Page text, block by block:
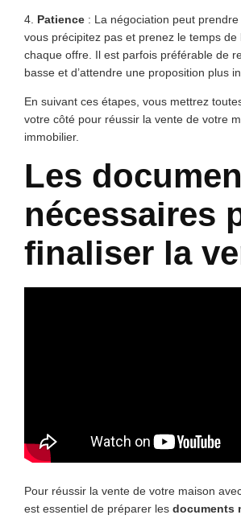
4. Patience : La négociation peut
vous précipitez pas et prenez le temps de
chaque offre. Il est parfois préférable de
basse et d’attendre une proposition plus
En suivant ces étapes, vous mettrez
votre côté pour réussir la vente de votre
immobilier.
Les
nécessaires
finaliser la
Pour réussir la vente de votre maison
est essentiel de préparer les documents